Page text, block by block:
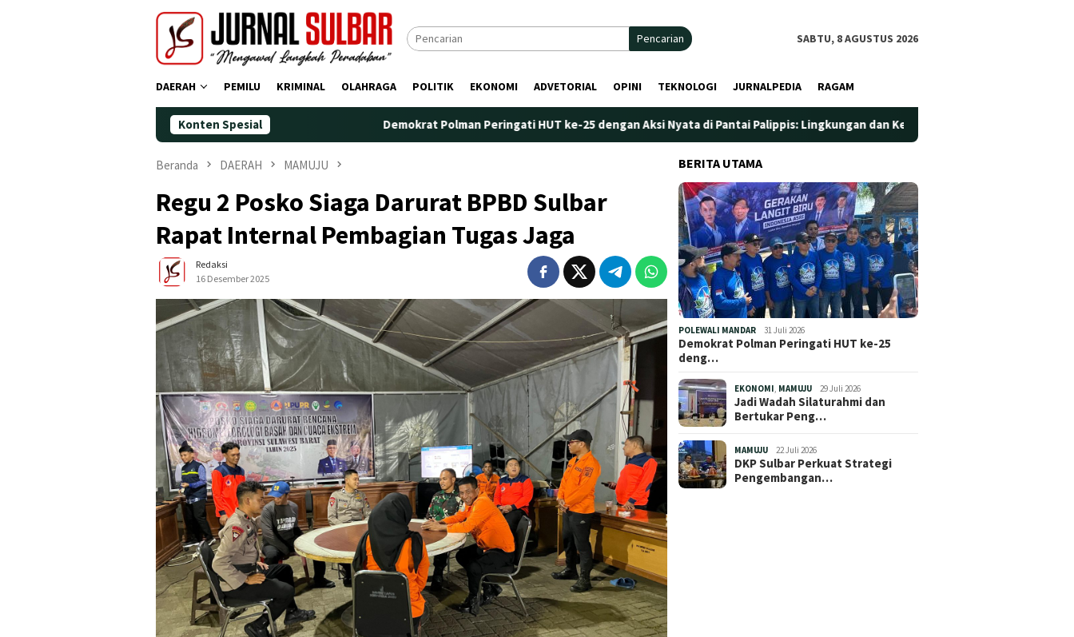
Pencarian SABTU, 8 AGUSTUS 2026
DAERAH PEMILU KRIMINAL OLAHRAGA POLITIK EKONOMI ADVETORIAL OPINI TEKNOLOGI JURNALPEDIA RAGAM
Konten Spesial Demokrat Polman Peringati HUT ke-25 dengan Aksi Nyata di Pantai Palippis: Lingkungan dan Kesehatan Jadi Prioritas
Beranda DAERAH MAMUJU
Regu 2 Posko Siaga Darurat BPBD Sulbar
Rapat Internal Pembagian Tugas Jaga
Redaksi
16 Desember 2025
BERITA UTAMA
POLEWALI MANDAR 31 Juli 2026
Demokrat Polman Peringati HUT ke-25
deng…
EKONOMI MAMUJU 29 Juli 2026
Jadi Wadah Silaturahmi dan
Bertukar Peng…
MAMUJU 22 Juli 2026
DKP Sulbar Perkuat Strategi
Pengembangan…